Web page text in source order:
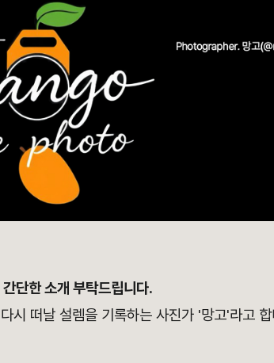
단한 소개 부탁드립니다.
시 떠날 설렘을 기록하는 사진가 '망고'라고 합